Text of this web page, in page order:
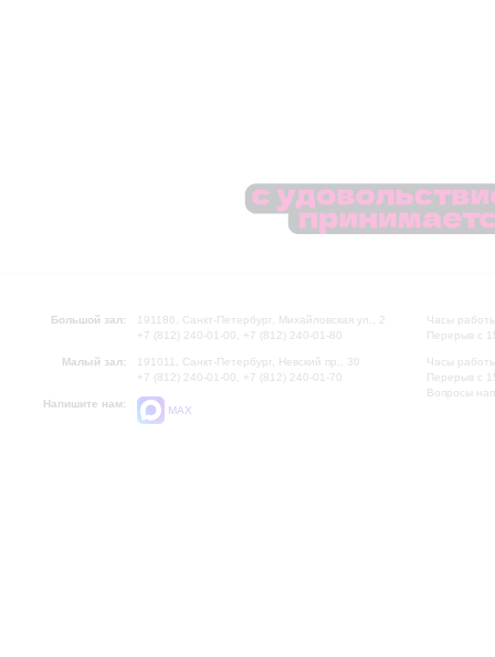
Большой зал:
191186, Санкт-Петербург, Михайловская ул., 2
+7 (812) 240-01-00, +7 (812) 240-01-80
Малый зал:
191011, Санкт-Петербург, Невский пр., 30
+7 (812) 240-01-00, +7 (812) 240-01-70
Напишите нам:
MAX
Часы
Перерыв с
Часы
Перерыв с
Вопросы